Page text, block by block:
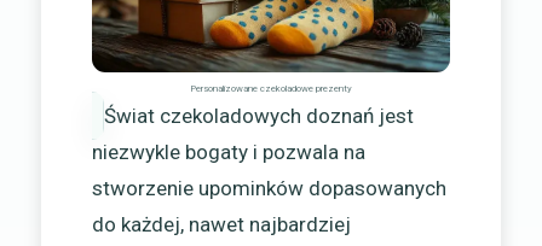
Personalizowane czekoladowe prezenty
Świat czekoladowych doznań jest
niezwykle bogaty i pozwala na
stworzenie upominków dopasowanych
do każdej, nawet najbardziej